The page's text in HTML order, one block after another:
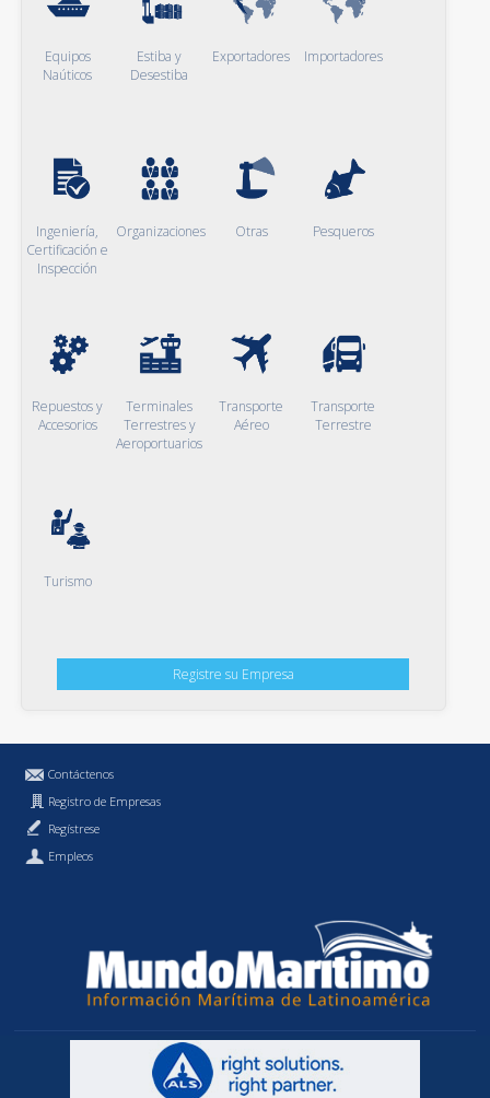
Equipos
Naúticos
Estiba y
Desestiba
Exportadores Importadores
Ingeniería,
Certificación e
Inspección
Organizaciones Otras Pesqueros
Repuestos y
Accesorios
Terminales
Terrestres y
Aeroportuarios
Transporte
Aéreo
Transporte
Terrestre
Turismo
Registre su Empresa
Contáctenos
Registro de Empresas
Regístrese
Empleos
Política de Privacidad
MundoMaritimo.cl es una marca registrada de MundoMaritimo Ltda.